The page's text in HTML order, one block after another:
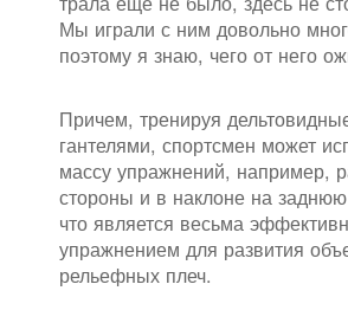
Мы играли с ним довольно
поэтому я знаю, чего от него
Причем, тренируя
гантелями, спортсмен может
массу упражнений, например,
стороны и в наклоне на заднюю
что является весьма
упражнением для развития
рельефных плеч.